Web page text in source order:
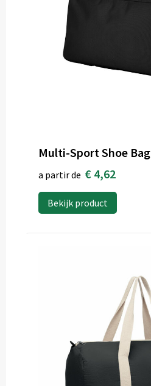
Multi-Sport Shoe Bag
a partir de € 4,62
Bekijk product